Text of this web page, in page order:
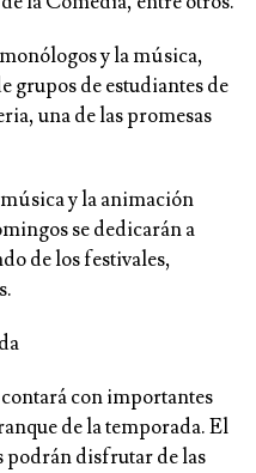
y la música,
grupos de estudiantes de
una de las promesas
y la animación
se dedicarán a
de los festivales,
con importantes
de la temporada. El
podrán disfrutar de las